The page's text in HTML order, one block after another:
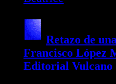
Retazo de
Francisco López
Editorial Vulcano